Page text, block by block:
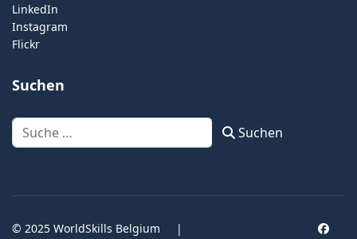
LinkedIn
Instagram
Flickr
Suchen
Suchen Suchen
© 2025 WorldSkills Belgium
|